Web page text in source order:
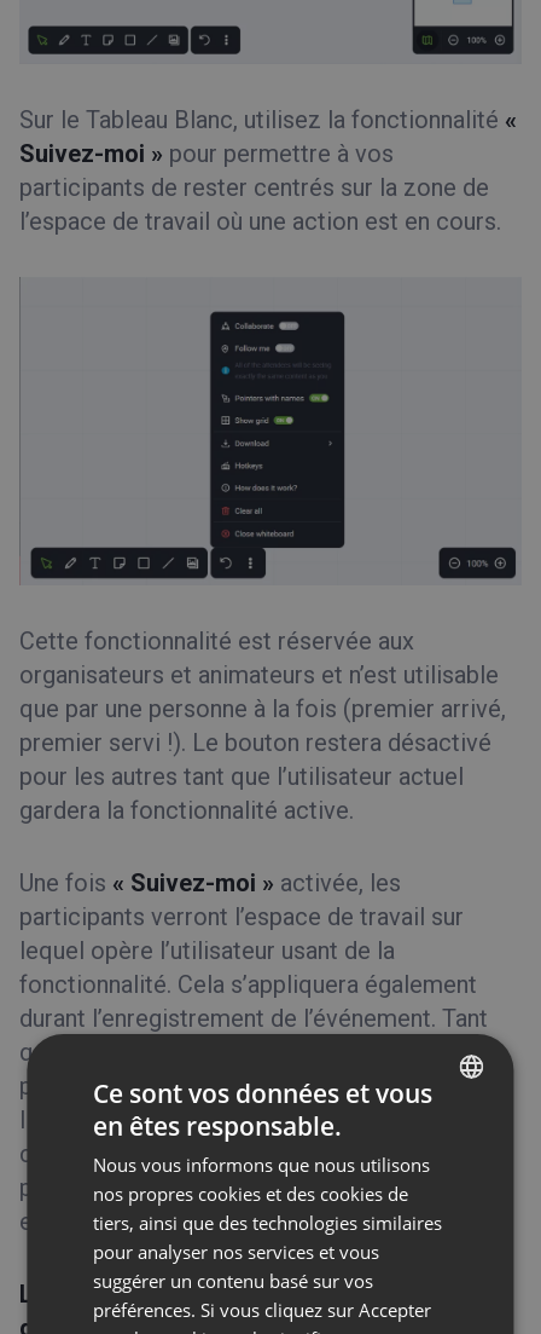
Sur le Tableau Blanc, utilisez la fonctionnalité «
Suivez-moi » pour permettre à vos
participants de rester centrés sur la zone de
l’espace de travail où une action est en cours.
Cette fonctionnalité est réservée aux
organisateurs et animateurs et n’est utilisable
que par une personne à la fois (premier arrivé,
premier servi !). Le bouton restera désactivé
pour les autres tant que l’utilisateur actuel
gardera la fonctionnalité active.
Une fois « Suivez-moi » activée, les
participants verront l’espace de travail sur
lequel opère l’utilisateur usant de la
fonctionnalité. Cela s’appliquera également
durant l’enregistrement de l’événement. Tant
que
participants ne pourront se déplacement
librement sur le Tableau blanc mais
conserveront l’accès aux outils du mode
participatif, du moment que celui-ci est
enclenché.
Le tableau blanc peut aussi intégrer des
diagrammes et schémas par le biais de :
FRENCH
GERMAN
Ce sont vos données et vous
en êtes responsable.
Nous vous informons que nous utilisons
nos propres cookies et des cookies de
tiers, ainsi que des technologies similaires
pour analyser nos services et vous
suggérer un contenu basé sur vos
préférences. Si vous cliquez sur Accepter